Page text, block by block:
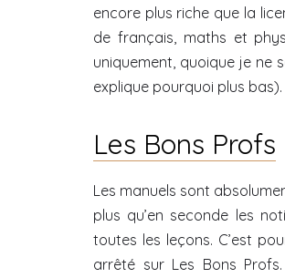
encore plus riche que la
de français, maths et
uniquement, quoique je ne
explique pourquoi plus bas).
Les Bons Profs
Les manuels sont
plus qu’en seconde les
toutes les leçons. C’est
arrêté sur Les Bons